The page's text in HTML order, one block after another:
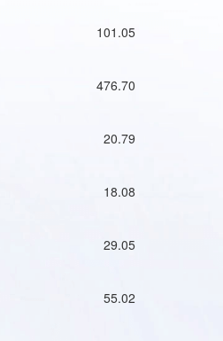
101.05
476.70
20.79
18.08
29.05
55.02